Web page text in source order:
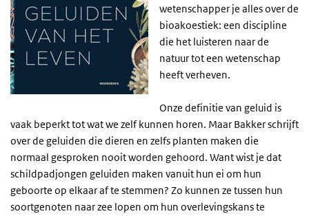
wetenschapper je alles over de
bioakoestiek: een discipline
die het luisteren naar de
natuur tot een wetenschap
heeft verheven.
Onze definitie van geluid is
vaak beperkt tot wat we zelf kunnen horen. Maar Bakker schrijft
over de geluiden die dieren en zelfs planten maken die
normaal gesproken nooit worden gehoord. Want wist je dat
schildpadjongen geluiden maken vanuit hun ei om hun
geboorte op elkaar af te stemmen? Zo kunnen ze tussen hun
soortgenoten naar zee lopen om hun overlevingskans te